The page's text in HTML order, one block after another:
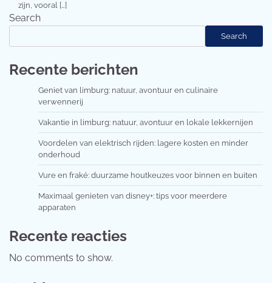
zijn, vooral […]
Search
Search
Recente berichten
Geniet van limburg: natuur, avontuur en culinaire
verwennerij
Vakantie in limburg: natuur, avontuur en lokale lekkernijen
Voordelen van elektrisch rijden: lagere kosten en minder
onderhoud
Vure en fraké: duurzame houtkeuzes voor binnen en buiten
Maximaal genieten van disney+: tips voor meerdere
apparaten
Recente reacties
No comments to show.